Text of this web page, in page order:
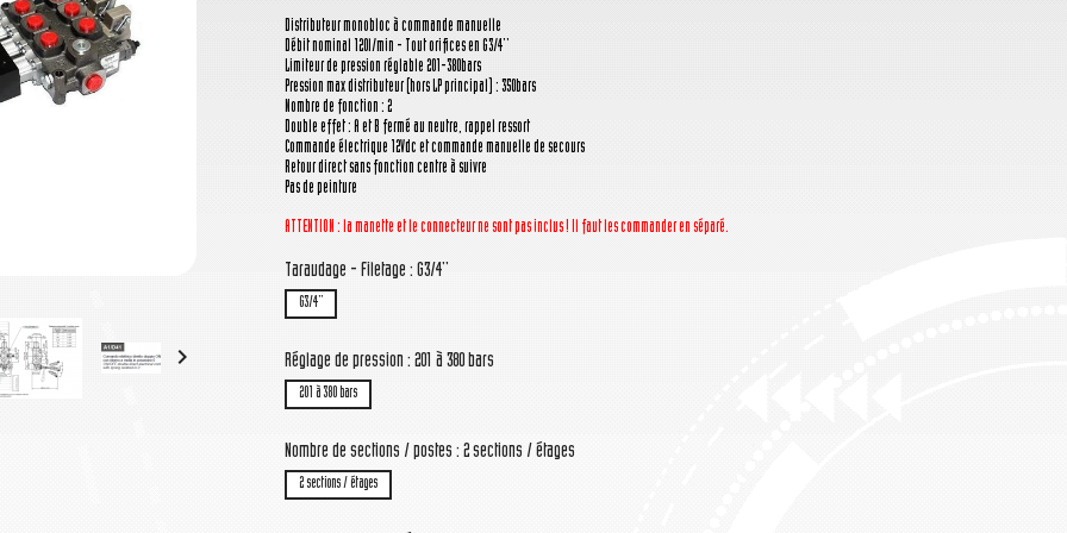

Distributeur monobloc à commande manuelle
Débit nominal 120l/min - Tout orifices en G3/4''
Limiteur de pression réglable 201-380bars
Pression max distributeur (hors LP principal) : 350bars
Nombre de fonction : 2
Double effet : A et B fermé au neutre, rappel ressort
Commande électrique 12Vdc et commande manuelle de secours
Retour direct sans fonction centre à suivre
Pas de peinture
ATTENTION : la manette et le connecteurne sont pas inclus ! Il faut les commander en séparé.
Taraudage - Filetage : G3/4''
G3/4''
Réglage de pression : 201 à 380 bars
201 à 380 bars
Nombre de sections / postes : 2 sections / étages
2 sections / étages